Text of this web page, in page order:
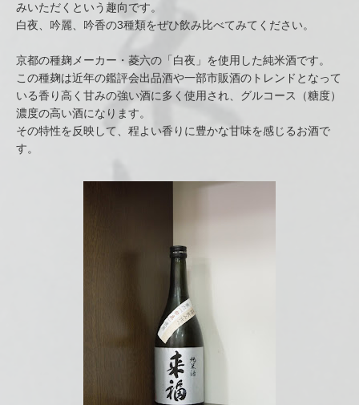
みいただくという趣向です。
白夜、吟麗、吟香の3種類をぜひ飲み比べてみてください。
京都の種麹メーカー・菱六の「白夜」を使用した純米酒です。
この種麹は近年の鑑評会出品酒や一部市販酒のトレンドとなって
いる香り高く甘みの強い酒に多く使用され、グルコース（糖度）
濃度の高い酒になります。
その特性を反映して、程よい香りに豊かな甘味を感じるお酒で
す。